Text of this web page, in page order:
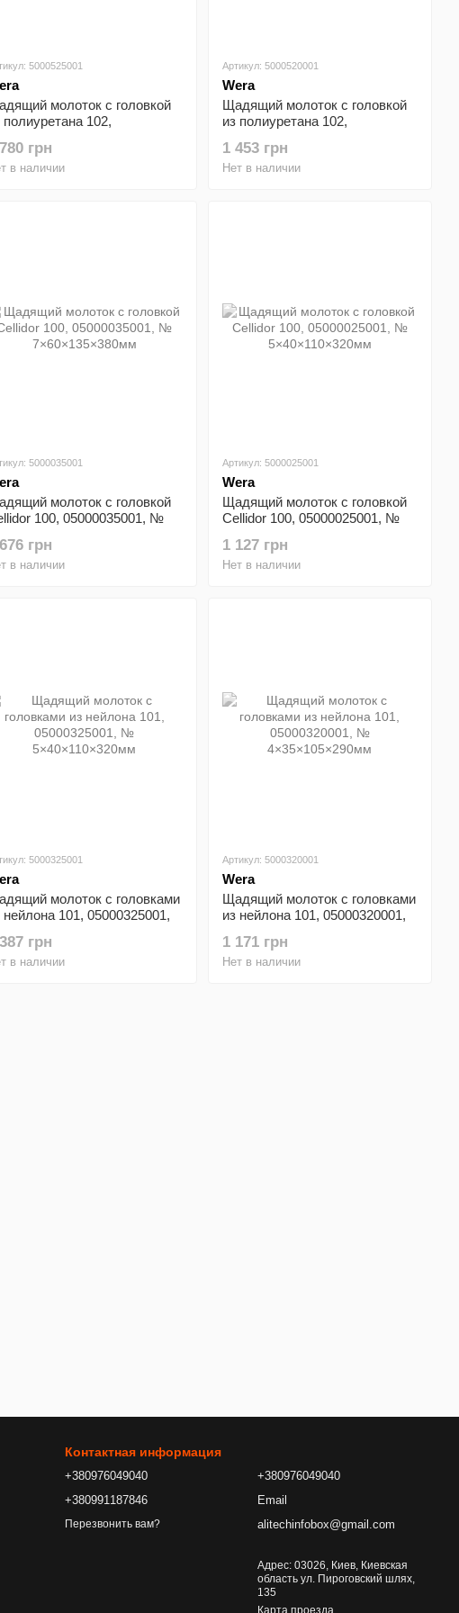
5000525001
молоток с головкой
полиуретана 102,
грн
в наличии
Артикул: 5000520001
Wera
Щадящий молоток с головкой
из полиуретана 102,
4×35×105×290мм
1 453 грн
Нет в наличии
5000035001
молоток с головкой
100, 05000035001, №
грн
в наличии
Артикул: 5000025001
Wera
Щадящий молоток с головкой
Cellidor 100, 05000025001, №
1 127 грн
Нет в наличии
5000325001
молоток с головками
нейлона 101, 05000325001,
грн
в наличии
Артикул: 5000320001
Wera
Щадящий молоток с головками
из нейлона 101, 05000320001,
1 171 грн
Нет в наличии
Контактная информация
+380976049040
+380991187846
Перезвонить вам?
+380976049040
Email
alitechinfobox@gmail.com
Адрес: 03026, Киев, Киевская
область ул. Пироговский шлях,
135
Карта проезда